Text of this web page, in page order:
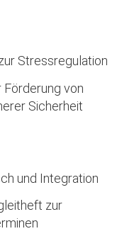
Stressregulation
Förderung von
Sicherheit
und Integration
zur